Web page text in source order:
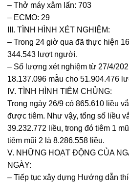
– Thở máy xâm lấn: 703
– ECMO: 29
III. TÌNH HÌNH XÉT NGHIỆM:
– Trong 24 giờ qua đã thực hiện
344.543 lượt người.
– Số lượng xét nghiệm từ 27/4/
18.137.096 mẫu cho 51.904.476
IV. TÌNH HÌNH TIÊM CHỦNG:
Trong ngày 26/9 có 865.610 liều
được tiêm. Như vậy, tổng số liều
39.232.772 liều, trong đó tiêm 1
tiêm mũi 2 là 8.286.558 liều.
V. NHỮNG HOẠT ĐỘNG CỦA
NGÀY:
– Tiếp tục xây dựng Hướng dẫn